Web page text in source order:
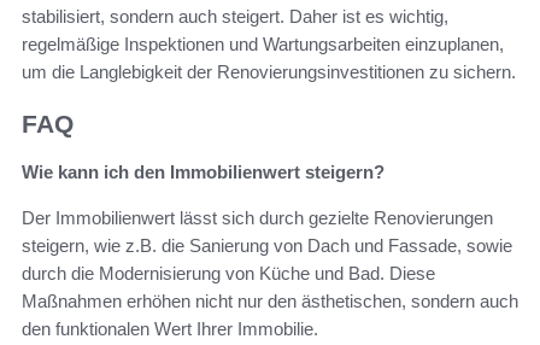
stabilisiert, sondern auch steigert. Daher ist es wichtig,
regelmäßige Inspektionen und Wartungsarbeiten einzuplanen,
um die Langlebigkeit der Renovierungsinvestitionen zu sichern.
FAQ
Wie kann ich den Immobilienwert steigern?
Der Immobilienwert lässt sich durch gezielte Renovierungen
steigern, wie z.B. die Sanierung von Dach und Fassade, sowie
durch die Modernisierung von Küche und Bad. Diese
Maßnahmen erhöhen nicht nur den ästhetischen, sondern auch
den funktionalen Wert Ihrer Immobilie.